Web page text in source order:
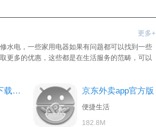
更多+
水电，一些家用电器如果有问题都可以找到一些
更多的优惠，这些都是在生活服务的范畴，可以
海尔智家app下载官方安卓版 京东外卖app官方版
便捷生活
182.8M